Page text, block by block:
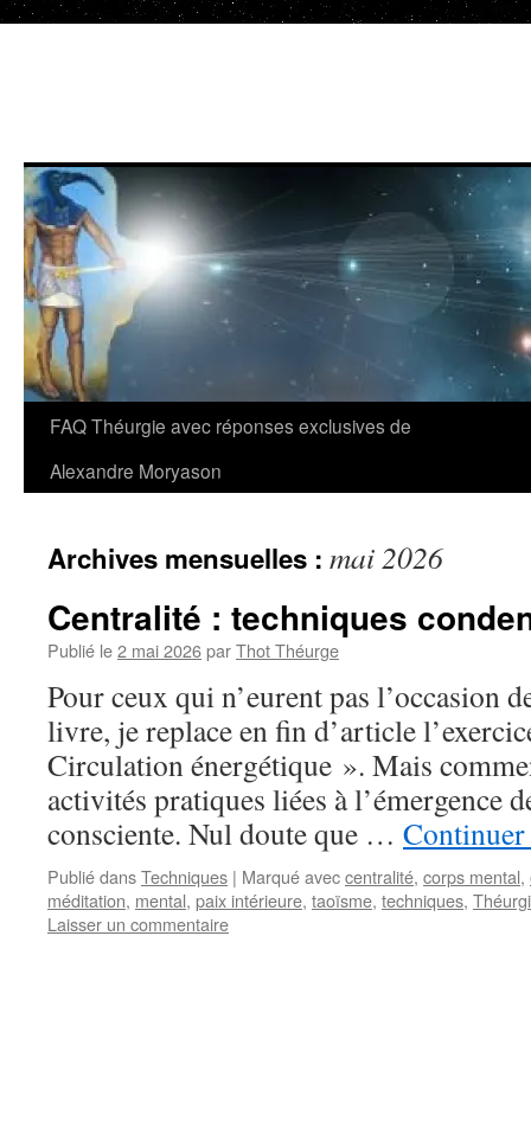
FAQ Théurgie avec réponses exclusives de
Alexandre Moryason
Archives mensuelles : mai 2026
Centralité : techniques
Publié le2 mai 2026parThot Théurge
Pour ceux qui n’eurent pas l’occasion
livre, je replace en fin d’article
Circulation énergétique ». Mais
activités pratiques liées à l’émergence
consciente. Nul doute que …
Publié dansTechniques | Marqué aveccentralité, corps mental,
méditation, mental, paix intérieure, taoïsme, techniques,
Laisser un commentaire